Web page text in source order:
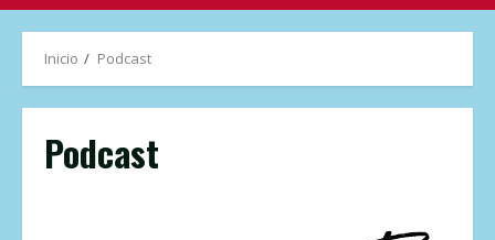
Inicio Podcast
Podcast